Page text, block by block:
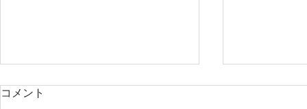
コメント